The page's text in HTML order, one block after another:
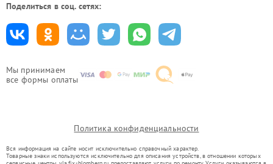
Мы принимаем
все формы оплаты
Поделиться в соц. сетях:
Политика конфиденциальности
Вся информация на сайте носит исключительно справочный характер.
Товарные знаки используются исключительно для описания устройств, в отношении которых